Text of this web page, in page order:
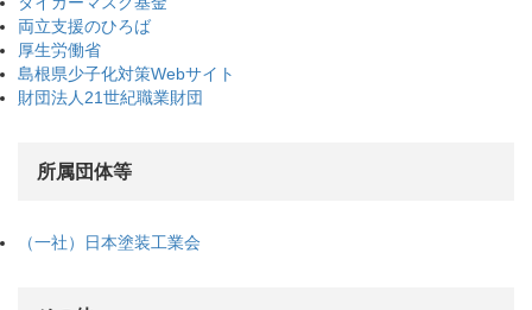
両立支援のひろば
厚生労働省
島根県少子化対策Webサイト
財団法人21世紀職業財団
所属団体等
（一社）日本塗装工業会